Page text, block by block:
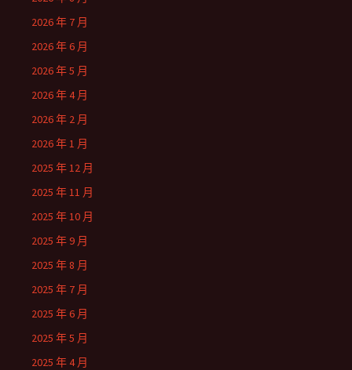
2026 年 7 月
2026 年 6 月
2026 年 5 月
2026 年 4 月
2026 年 2 月
2026 年 1 月
2025 年 12 月
2025 年 11 月
2025 年 10 月
2025 年 9 月
2025 年 8 月
2025 年 7 月
2025 年 6 月
2025 年 5 月
2025 年 4 月